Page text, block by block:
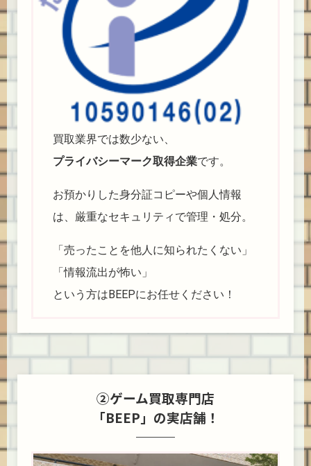
買取業界では数少ない、
プライバシーマーク取得企業です。
お預かりした身分証コピーや個人情報
は、厳重なセキュリティで管理・処分。
「売ったことを他人に知られたくない」
「情報流出が怖い」
という方はBEEPにお任せください！
②ゲーム買取専門店
「BEEP」の実店舗！